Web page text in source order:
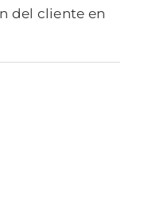
del cliente en